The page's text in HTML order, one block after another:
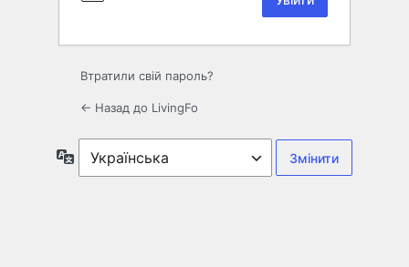
Втратили свій пароль?
← Назад до LivingFo
Мова